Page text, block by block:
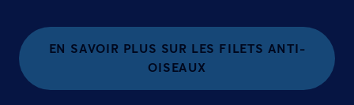
EN SAVOIR PLUS SUR LES FILETS ANTI-
OISEAUX